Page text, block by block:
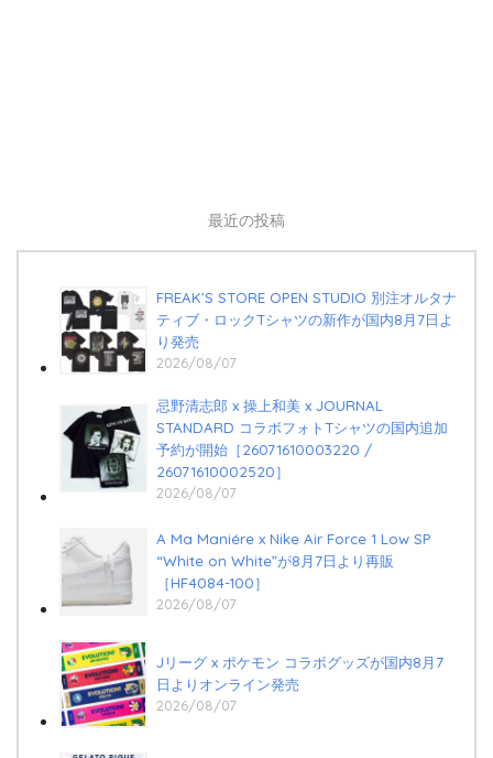
最近の投稿
FREAK’S STORE OPEN STUDIO 別注オルタナ
ティブ・ロックTシャツの新作が国内8月7日よ
り発売
2026/08/07
忌野清志郎 x 操上和美 x JOURNAL
STANDARD コラボフォトTシャツの国内追加
予約が開始［26071610003220 /
26071610002520］
2026/08/07
A Ma Maniére x Nike Air Force 1 Low SP
“White on White”が8月7日より再販
［HF4084-100］
2026/08/07
Jリーグ x ポケモン コラボグッズが国内8月7
日よりオンライン発売
2026/08/07